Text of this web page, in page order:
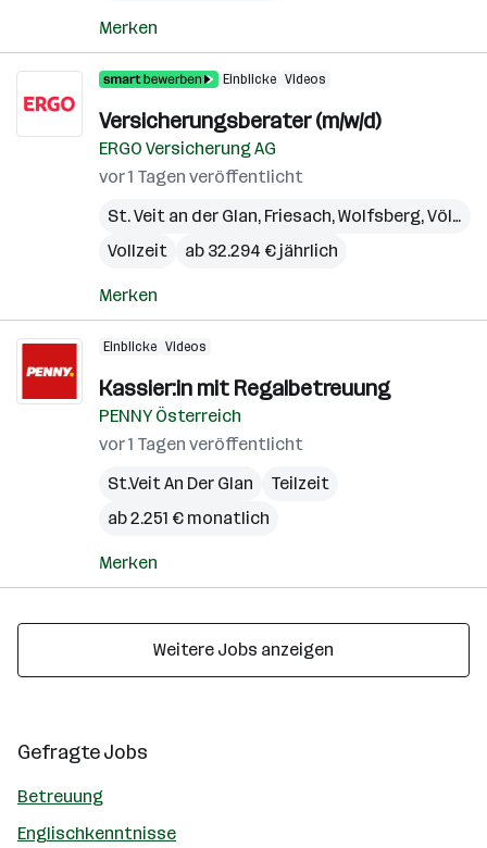
Merken
Einblicke Videos
Versicherungsberater (m/w/d)
ERGO Versicherung AG
vor 1 Tagen veröffentlicht
St. Veit an der Glan, Friesach,Wolfsberg,Völkermarkt
Vollzeit
ab 32.294 € jährlich
Merken
Einblicke Videos
Kassier:in mit Regalbetreuung
PENNY Österreich
vor 1 Tagen veröffentlicht
St.Veit An Der Glan
Teilzeit
ab 2.251 € monatlich
Merken
Weitere Jobs anzeigen
Gefragte Jobs
Betreuung
Englischkenntnisse